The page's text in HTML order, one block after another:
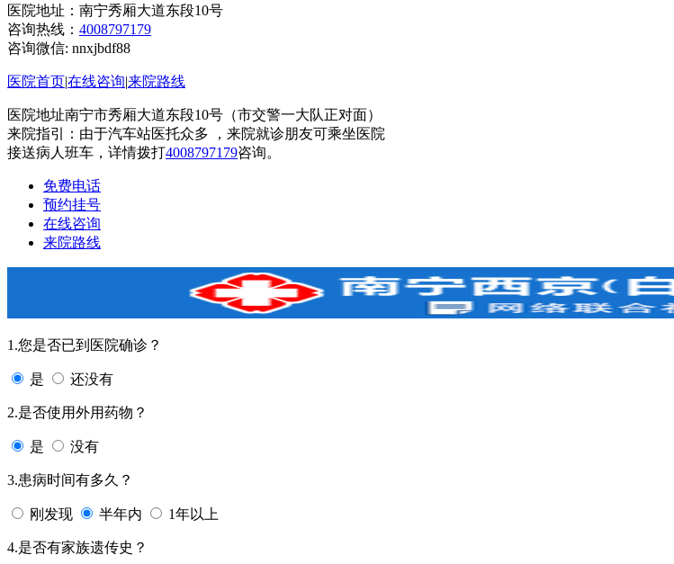
医院地址：南宁秀厢大道东段10号
咨询热线： 4008797179
咨询微信: nnxjbdf88
医院首页|在线咨询|来院路线
医院地址南宁市秀厢大道东段10号（市交警一大队正对面）
来院指引：由于汽车站医托众多 ，来院就诊朋友可乘坐医院
接送病人班车，详情拨打4008797179咨询。
免费电话
预约挂号
在线咨询
来院路线
1.您是否已到医院确诊？
是 还没有
2.是否使用外用药物？
是 没有
3.患病时间有多久？
刚发现 半年内 1年以上
4.是否有家族遗传史？